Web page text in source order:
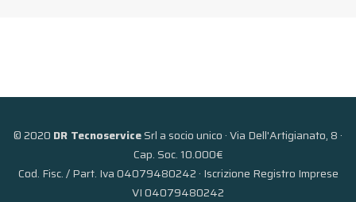
© 2020 DR TecnoserviceSrl a socio unico · Via Dell'Artigianato, 8 ·
Cap. Soc. 10.000€
Cod. Fisc. / Part. Iva 04079480242 · Iscrizione Registro Imprese
VI 04079480242